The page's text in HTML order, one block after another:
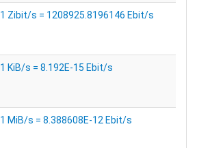
1 Zibit/s = 1208925.8196146 Ebit/s
1 KiB/s = 8.192E-15 Ebit/s
1 MiB/s = 8.388608E-12 Ebit/s